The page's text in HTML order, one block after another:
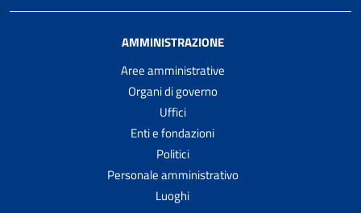
AMMINISTRAZIONE
Aree amministrative
Organi di governo
Uffici
Enti e fondazioni
Politici
Personale amministrativo
Luoghi